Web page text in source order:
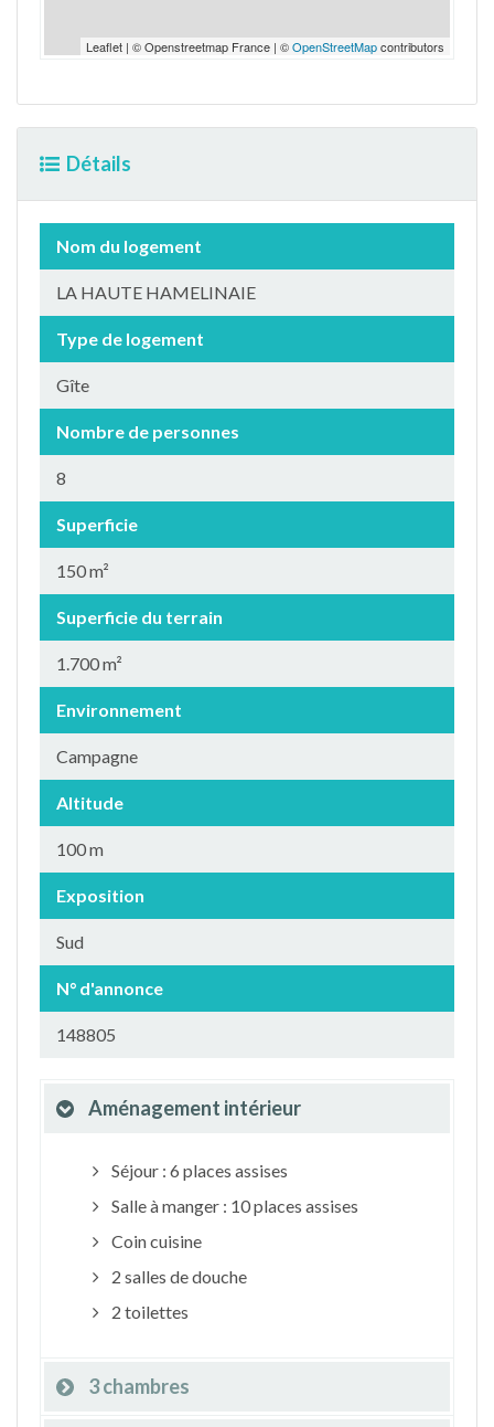
Leaflet | © Openstreetmap France | ©OpenStreetMapcontributors
Détails
Nom du logement
LA HAUTE HAMELINAIE
Type de logement
Gîte
Nombre de personnes
8
Superficie
150 m²
Superficie du terrain
1.700 m²
Environnement
Campagne
Altitude
100 m
Exposition
Sud
N° d'annonce
148805
Aménagement intérieur
Séjour : 6 places assises
Salle à manger : 10 places assises
Coin cuisine
2 salles de douche
2 toilettes
3 chambres